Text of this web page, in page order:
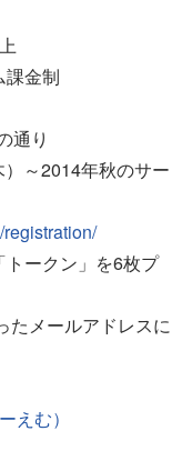
課金制
通り
～2014年秋のサー
ークン」を6枚プ
メールアドレスに
えむ）